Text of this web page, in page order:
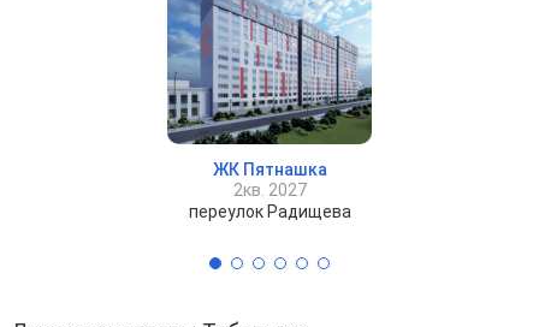
ЖК Пятнашка
2кв. 2027
переулок Радищева